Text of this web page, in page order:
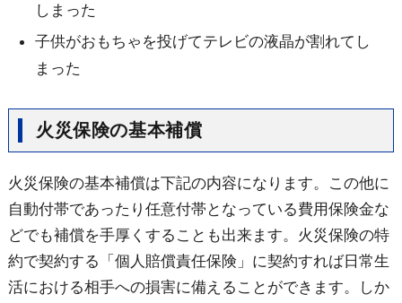
しまった
子供がおもちゃを投げてテレビの液晶が割れてし
まった
火災保険の基本補償
火災保険の基本補償は下記の内容になります。この他に
自動付帯であったり任意付帯となっている費用保険金な
どでも補償を手厚くすることも出来ます。火災保険の特
約で契約する「個人賠償責任保険」に契約すれば日常生
活における相手への損害に備えることができます。しか